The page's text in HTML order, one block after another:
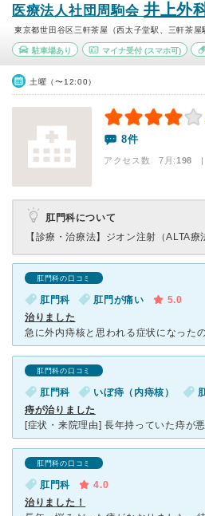
医療法人社団周駒会 井上外
東京都世田谷区三軒茶屋（西太子堂駅、三軒茶屋
駐車場あり マイナ受付(スマホ可)
土曜（〜12:00）
8件
アクセス数 7月:198 |
肛門科について
【診療・治療法】 ジオン注射（ALTA療
肛門科の口コミ
肛門科 肛門が痛い
5.0
治りました
肛門科の口コミ
肛門科 いぼ痔（内痔核）
痔が治りました
肛門科の口コミ
肛門科
4.0
治りました！